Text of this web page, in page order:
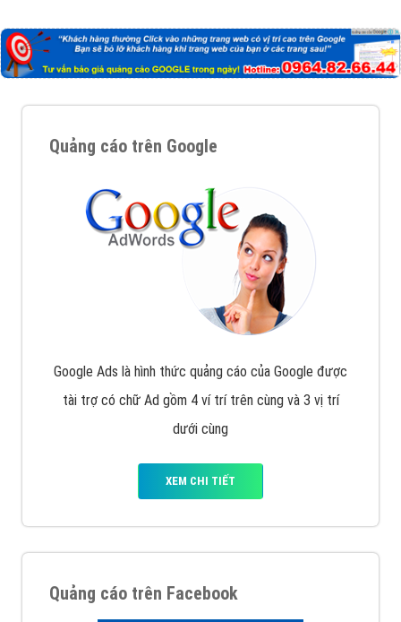
Quảng cáo trên Google
Google Ads là hình thức quảng cáo của Google được
tài trợ có chữ Ad gồm 4 ví trí trên cùng và 3 vị trí
dưới cùng
XEM CHI TIẾT
Quảng cáo trên Facebook